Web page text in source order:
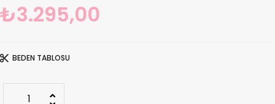
₺3.295,00
BEDEN TABLOSU